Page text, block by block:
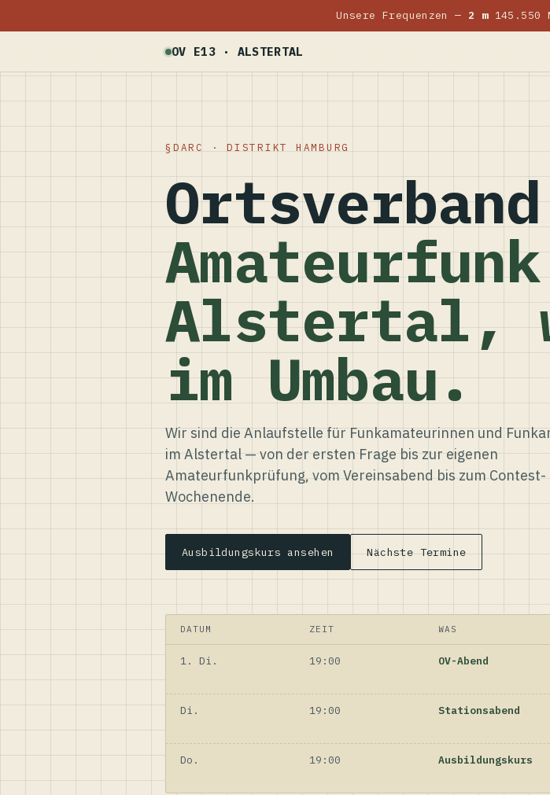
Unsere Frequenzen — 2 m145.550
OV E13 · ALSTERTAL
DARC · DISTRIKT HAMBURG
Alstertal,
im Umbau.
Wir sind die Anlaufstelle für Funkamateurinnen und
im Alstertal — von der ersten Frage bis zur eigenen
Amateurfunkprüfung, vom Vereinsabend bis zum Contest-
Wochenende.
Ausbildungskurs ansehen Nächste Termine
DATUM ZEIT WAS
1. Di. 19:00 OV-Abend
Di. 19:00 Stationsabend
Do. 19:00 Ausbildungskurs